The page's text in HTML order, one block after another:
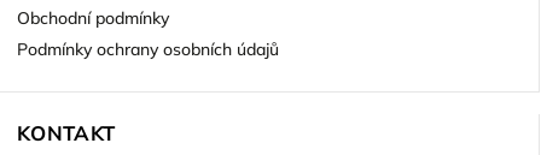
Obchodní podmínky
Podmínky ochrany osobních údajů
KONTAKT